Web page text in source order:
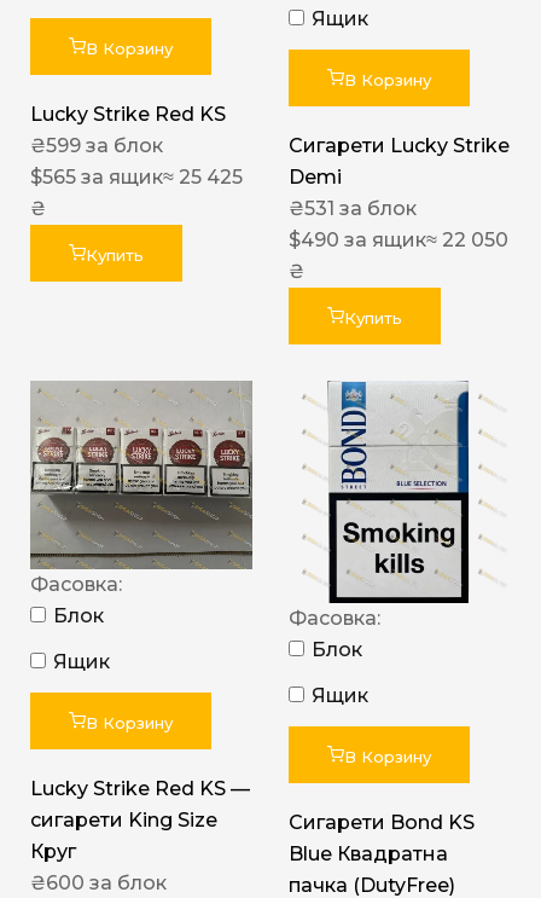
В Корзину
Lucky Strike Red KS
₴599 за блок
$565 за ящик≈ 25 425
₴
Купить
Ящик
В Корзину
Сигарети Lucky Strike
Demi
₴531 за блок
$490 за ящик≈ 22 050
₴
Купить
Фасовка:
Блок
Ящик
В Корзину
Lucky Strike Red KS —
сигарети King Size
Круг
₴600 за блок
Фасовка:
Блок
Ящик
В Корзину
Сигарети Bond KS
Blue Квадратна
пачка (DutyFree)